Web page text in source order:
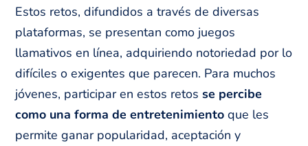
Estos retos, difundidos a través de diversas
plataformas, se presentan como juegos
llamativos en línea, adquiriendo notoriedad por lo
difíciles o exigentes que parecen. Para muchos
jóvenes, participar en estos retosse percibe
como una forma de entretenimiento que les
permite ganar popularidad, aceptación y